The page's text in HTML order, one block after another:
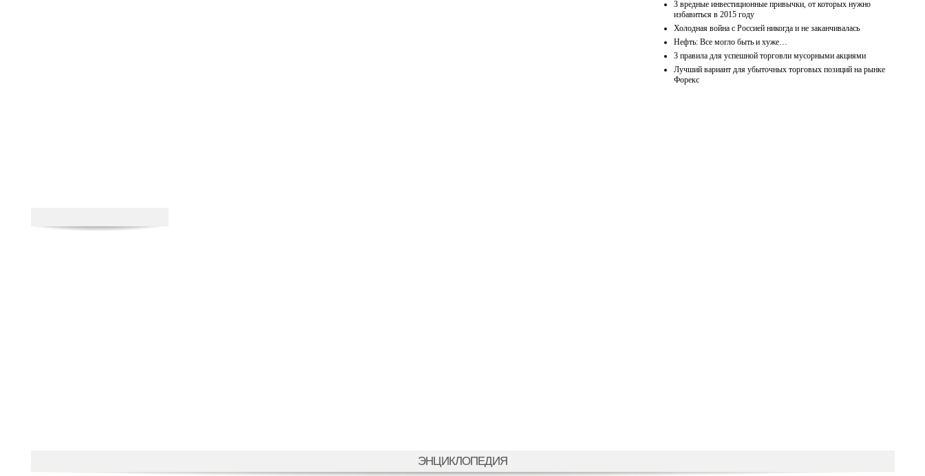
3 вредные инвестиционные привычки, от которых нужно
избавиться в 2015 году
Холодная война с Россией никогда и не заканчивалась
Нефть: Все могло быть и хуже…
3 правила для успешной торговли мусорными акциями
Лучший вариант для убыточных торговых позиций на рынке
Форекс
ЭНЦИКЛОПЕДИЯ